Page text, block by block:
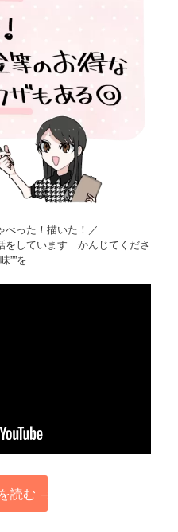
べった！描いた！／
をしています かんじてくださ
””を
読む →